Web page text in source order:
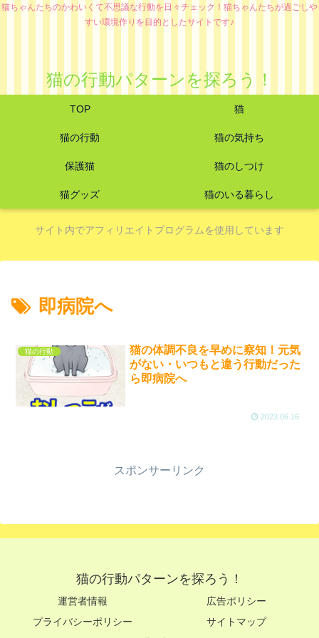
猫ちゃんたちのかわいくて不思議な行動を日々チェック！猫ちゃんたちが過ごしや
すい環境作りを目的としたサイトです♪
猫の行動パターンを探ろう！
TOP 猫
猫の行動 猫の気持ち
保護猫 猫のしつけ
猫グッズ 猫のいる暮らし
サイト内でアフィリエイトプログラムを使用しています
即病院へ
猫の行動
猫の体調不良を早めに察知！元気
がない・いつもと違う行動だった
ら即病院へ
2023.06.16
スポンサーリンク
猫の行動パターンを探ろう！
運営者情報
広告ポリシー
プライバシーポリシー
サイトマップ